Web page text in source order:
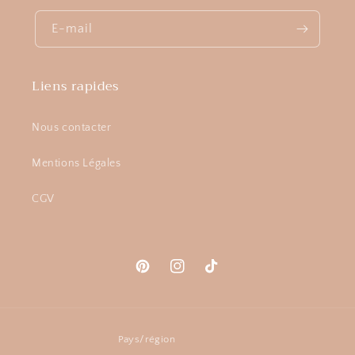
E-mail
Liens rapides
Nous contacter
Mentions Légales
CGV
PinterestInstagramTikTok
Pays/région